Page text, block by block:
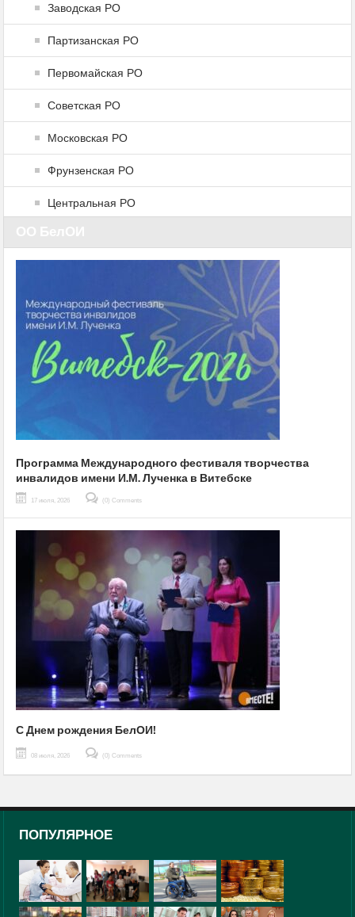
Заводская РО
Партизанская РО
Первомайская РО
Советская РО
Московская РО
Фрунзенская РО
Центральная РО
Программа Международного фестиваля творчества
инвалидов имени И.М. Лученка в Витебске
17 июля, 2026 (0) Comments
С Днем рождения БелОИ!
08 июля, 2026 (0) Comments
ПОПУЛЯРНОЕ